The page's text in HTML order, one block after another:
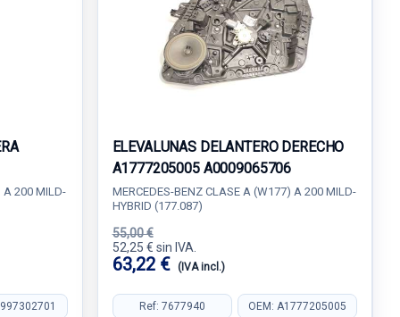
A 200 MILD-
ELEVALUNAS DELANTERO DERECHO
A1777205005 A0009065706
MERCEDES-BENZ CLASE A (W177) A 200 MILD-
HYBRID (177.087)
55,00 €
52,25 € sin IVA.
63,22 € (IVA incl.)
Ref: 7677940 OEM: A1777205005